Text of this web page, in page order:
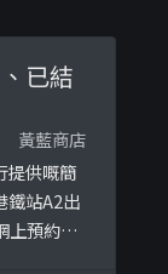
已結
黃藍商店
提供嘅簡
鐵站A2出
上預約